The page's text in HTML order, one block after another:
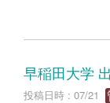
早稲田大学
投稿日時 : 07/21